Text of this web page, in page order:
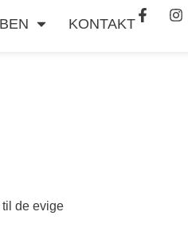
KONTAKT
de evige